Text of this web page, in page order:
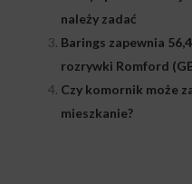
należy zadać
Barings zapewnia
rozrywki Romford
Czy komornik może
mieszkanie?